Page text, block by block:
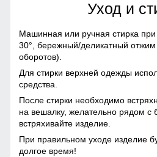
использования. Они легко
другие необходимые мелочи,
сумки. Карманы расположены
ветра, что делает их
Двойная молния!
Удобно расстёгивается снизу, не
особенно комфортна при
транспорте.50
Материал подкладки
Материал подкладки
капюшона
Материал подкладки
кармана
Материал наполнителя
Уход и
Машинная или ручная стирка
30°, бережный/деликатный
оборотов).
Для стирки верхней одежды
средства.
После стирки необходимо
на вешалку, желательно рядом с
встряхивайте изделие.
При правильном уходе изделие
долгое время!